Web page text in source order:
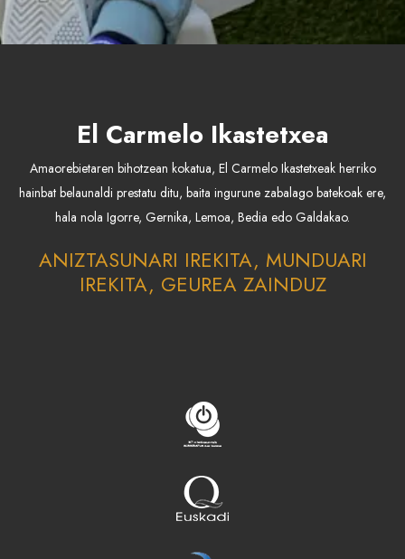
El Carmelo Ikastetxea
Amaorebietaren bihotzean kokatua, El Carmelo Ikastetxeak herriko
hainbat belaunaldi prestatu ditu, baita ingurune zabalago batekoak ere,
hala nola Igorre, Gernika, Lemoa, Bedia edo Galdakao.
ANIZTASUNARI IREKITA, MUNDUARI
IREKITA, GEUREA ZAINDUZ